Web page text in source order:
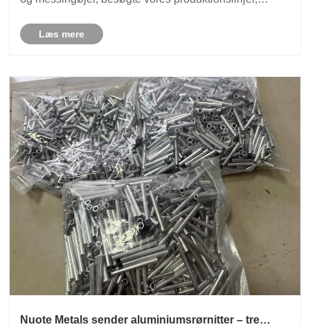
ordrer. Et tillidsskabt besøg, der ......
Læs mere
Nuote Metals sender aluminiumsrørnitter – tre